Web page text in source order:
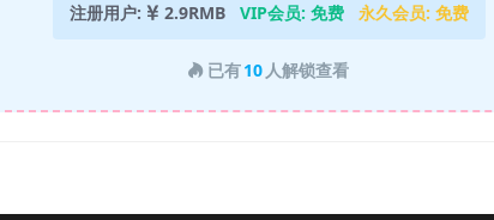
注册用户: 2.9RMB VIP会员: 免费 永久会员: 免费
已有10 人解锁查看